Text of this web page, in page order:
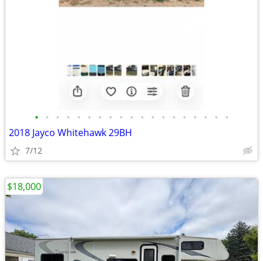
• • • • • • • • • • • • • • • • • • •
2018 Jayco Whitehawk 29BH
7/12
$18,000